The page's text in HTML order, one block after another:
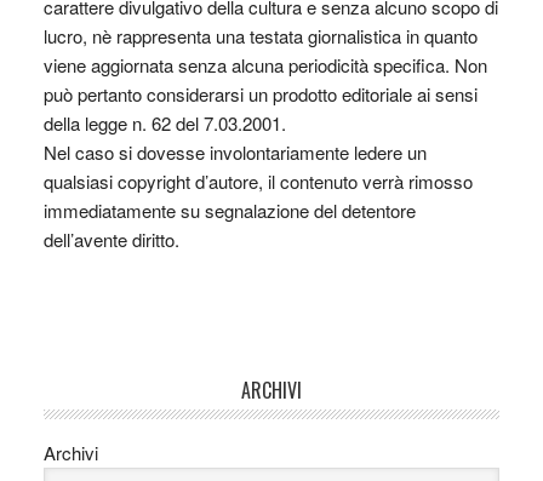
carattere divulgativo della cultura e senza alcuno scopo di
lucro, nè rappresenta una testata giornalistica in quanto
viene aggiornata senza alcuna periodicità specifica. Non
può pertanto considerarsi un prodotto editoriale ai sensi
della legge n. 62 del 7.03.2001.
Nel caso si dovesse involontariamente ledere un
qualsiasi copyright d’autore, il contenuto verrà rimosso
immediatamente su segnalazione del detentore
dell’avente diritto.
ARCHIVI
Archivi